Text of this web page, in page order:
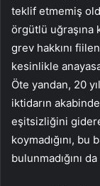
teklif etmemiş
örgütlü uğraşına
grev hakkını
kesinlikle
Öte yandan, 20
iktidarın
eşitsizliğini
koymadığını,
bulunmadığını